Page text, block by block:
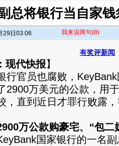
总将银行当自家
29日03:06 我来说两句(8)
有奖评新闻
现代快报】
官员也腐败，KeyBank
2900万美元的公款，用
，直到近日才罪行败露
万公款购豪宅、“包
国家银行的一名副